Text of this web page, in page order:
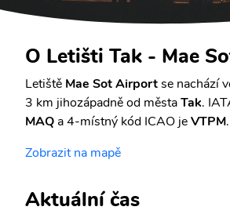
O Letišti Tak - Mae
Letiště Mae Sot Airportse nachází
3 km jihozápadně od městaTak.
MAQ a 4-místný kód ICAO jeVTPM.
Zobrazit na mapě
Aktuální čas